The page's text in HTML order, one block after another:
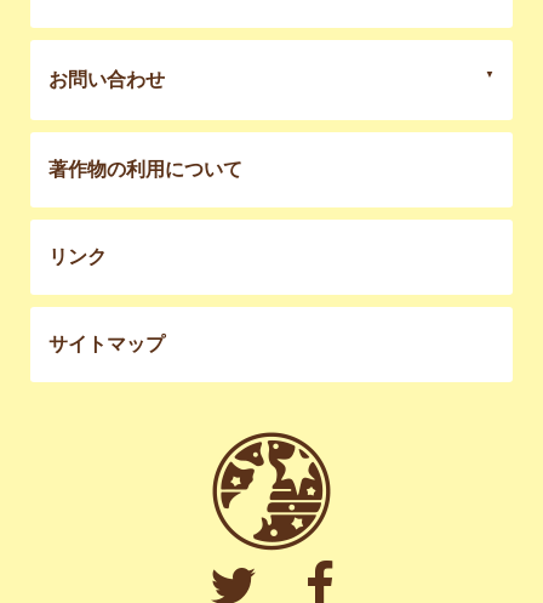
お問い合わせ
著作物の利用について
リンク
サイトマップ